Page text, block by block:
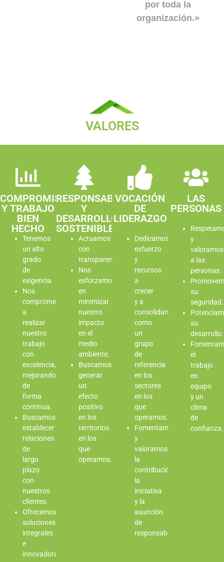
por toda la
organización.»
VALORES
COMPROMISO
Y TRABAJO
BIEN
HECHO
Tenemos
un alto
grado
de
exigencia.
Nos
comprometemos
a
realizar
nuestro
trabajo
con
excelencia,
mejorando
de
forma
continua.
Buscamos
establecer
relaciones
de
largo
plazo
con
nuestros
clientes.
Ofrecemos
soluciones
integrales
e
innovadoras.
RESPONSABILIDAD
Y
DESARROLLO
SOSTENIBLE
Actuamos
con
transparencia.
Nos
esforzamos
en
minimizar
nuestro
impacto
en el
medio
ambiente.
Buscamos
generar
un
efecto
positivo
en los
territorios
en los
que
operamos.
VOCACIÓN
DE
LIDERAZGO
Dedicamos
esfuerzo
y
recursos
a
crecer
y a
consolidarnos
como
un
grupo
de
referencia
en los
sectores
en los
que
operamos.
Fomentamos
y
valoramos
la
contribución,
la
iniciativa
y la
asunción
de
responsabilidades.
LAS
PERSONAS
y
valoramos
a las
personas.
su
seguridad.
su
desarrollo.
el
trabajo
en
equipo
y un
clima
de
confianza.